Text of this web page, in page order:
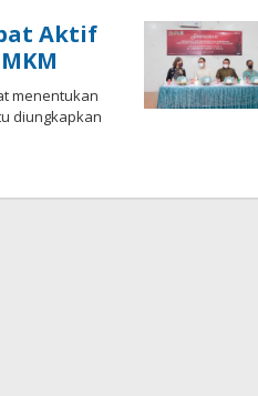
Aktif
menentukan
diungkapkan